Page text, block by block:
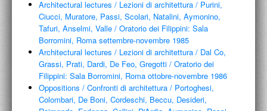
Architectural lectures / Lezioni di architettura / Purini,
Ciucci, Muratore, Passi, Scolari, Natalini, Aymonino,
Tafuri, Anselmi, Valle / Oratorio dei Filippini: Sala
Borromini, Roma settembre-novembre 1985
Architectural lectures / Lezioni di architettura / Dal Co,
Grassi, Prati, Dardi, De Feo, Gregotti / Oratorio dei
Filippini: Sala Borromini, Roma ottobre-novembre 1986
Oppositions / Confronti di architettura / Portoghesi,
Colombari, De Boni, Cordeschi, Beccu, Desideri,